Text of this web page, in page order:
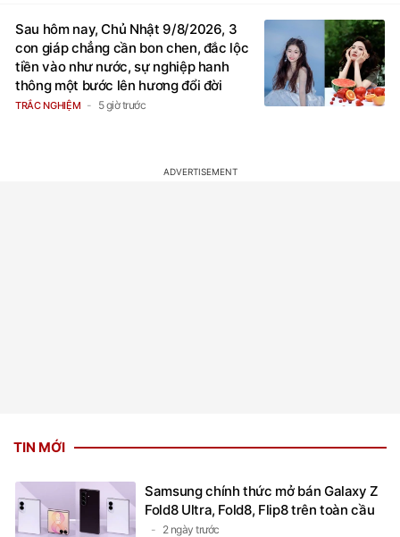
con giáp chẳng cần bon chen, đắc lộc
tiền vào như nước, sự nghiệp hanh
thông một bước lên hương đổi đời
TRẮC NGHIỆM 5 giờ trước
Fold8 Ultra, Fold8, Flip8 trên toàn cầu
2 ngày trước